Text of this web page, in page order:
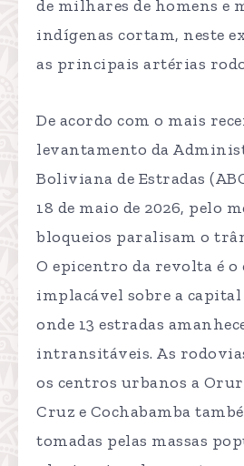
de milhares de homens e
indígenas cortam, neste
as principais artérias
De acordo com o mais
levantamento da
Boliviana de Estradas
18 de maio de 2026, pelo
bloqueios paralisam o
O epicentro da revolta é o
implacável sobre a
onde 13 estradas
intransitáveis. As
os centros urbanos a
Cruz e Cochabamba
tomadas pelas massas